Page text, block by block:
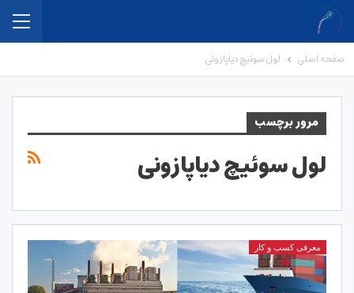
صفحه اصلی لول سوئیچ دیاپازونی
مرور برچسب
لول سوئیچ دیاپازونی
معرفی کسب و کار